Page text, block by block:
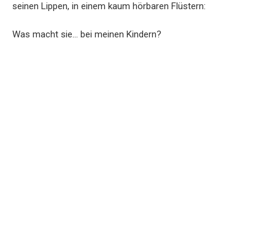
seinen Lippen, in einem kaum hörbaren Flüstern:
Was macht sie… bei meinen Kindern?